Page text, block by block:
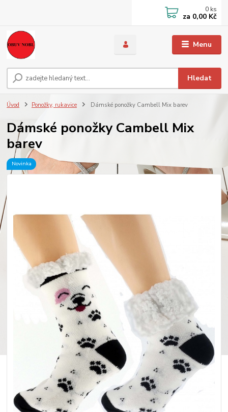
Menu
Hledat
0 ks
za 0,00 Kč
Úvod Ponožky, rukavice Dámské ponožky Cambell Mix barev
Dámské ponožky Cambell Mix
barev
Novinka